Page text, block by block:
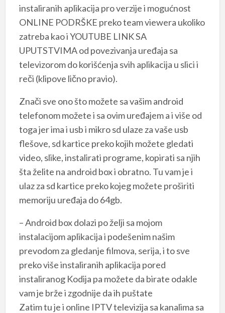
instaliranih aplikacija pro verzije i mogućnost
ONLINE PODRŠKE preko team viewera ukoliko
zatreba kao i YOUTUBE LINK SA
UPUTSTVIMA od povezivanja uređaja sa
televizorom do korišćenja svih aplikacija u slici i
reči (klipove lično pravio).
Znači sve ono što možete sa vašim android
telefonom možete i sa ovim uređajem a i više od
toga jer ima i usb i mikro sd ulaze za vaše usb
flešove, sd kartice preko kojih možete gledati
video, slike, instalirati programe, kopirati sa njih
šta želite na android box i obratno. Tu vam je i
ulaz za sd kartice preko kojeg možete proširiti
memoriju uređaja do 64gb.
– Android box dolazi po želji sa mojom
instalacijom aplikacija i podešenim našim
prevodom za gledanje filmova, serija, i to sve
preko više instaliranih aplikacija pored
instaliranog Kodija pa možete da birate odakle
vam je brže i zgodnije da ih puštate
Zatim tu je i online IPTV televizija sa kanalima sa